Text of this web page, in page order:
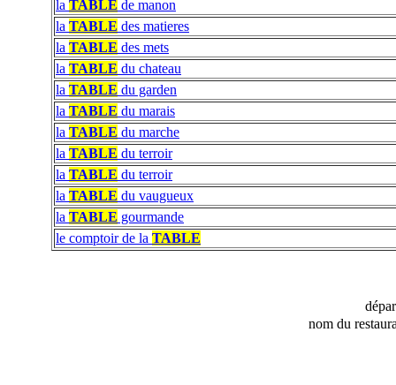
la TABLE de manon
la TABLE des matieres
la TABLE des mets
la TABLE du chateau
la TABLE du garden
la TABLE du marais
la TABLE du marche
la TABLE du terroir
la TABLE du terroir
la TABLE du vaugueux
la TABLE gourmande
le comptoir de la TABLE
nom du